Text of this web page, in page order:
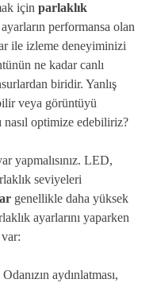
için parlaklık
ayarların performansa olan
ile izleme deneyiminizi
ne kadar canlı
biridir. Yanlış
veya görüntüyü
nasıl optimize edebiliriz?
yapmalısınız. LED,
seviyeleri
genellikle daha yüksek
ayarlarını yaparken
Odanızın aydınlatması,